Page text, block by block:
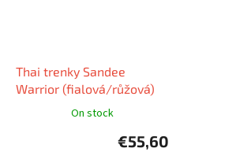
Thai trenky Sandee
Warrior (fialová/růžová)
On stock
€55,60